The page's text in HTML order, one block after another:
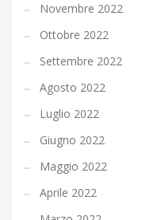
Novembre 2022
Ottobre 2022
Settembre 2022
Agosto 2022
Luglio 2022
Giugno 2022
Maggio 2022
Aprile 2022